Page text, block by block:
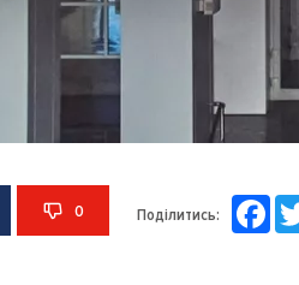
0 Поділитись: